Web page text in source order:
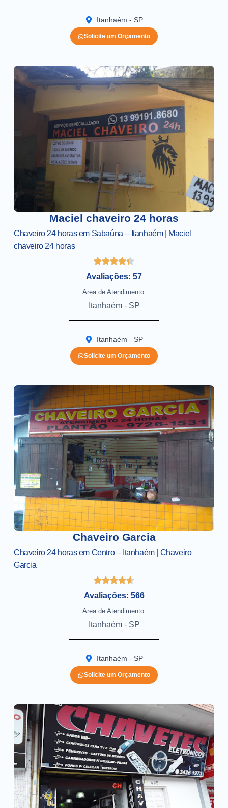
Itanhaém - SP
Solicite um Orçamento
Maciel chaveiro 24 horas
Chaveiro 24 horas em Sabaúna – Itanhaém | Maciel
chaveiro 24 horas
Avaliações: 57
Area de Atendimento:
Itanhaém - SP
Itanhaém - SP
Solicite um Orçamento
Chaveiro Garcia
Chaveiro 24 horas em Centro – Itanhaém | Chaveiro
Garcia
Avaliações: 566
Area de Atendimento:
Itanhaém - SP
Itanhaém - SP
Solicite um Orçamento